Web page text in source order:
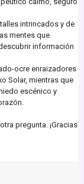
intrincados y de
mentes que
información
ocre enraizadores
Solar, mientras que
escénico y
pregunta. ¡Gracias